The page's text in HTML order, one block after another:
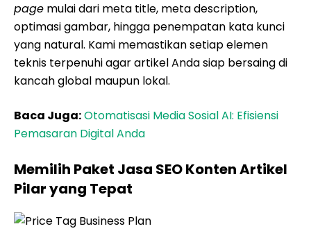
page mulai dari meta title, meta description,
optimasi gambar, hingga penempatan kata kunci
yang natural. Kami memastikan setiap elemen
teknis terpenuhi agar artikel Anda siap bersaing di
kancah global maupun lokal.
Baca Juga:Otomatisasi Media Sosial AI: Efisiensi
Pemasaran Digital Anda
Memilih Paket Jasa SEO Konten Artikel
Pilar yang Tepat